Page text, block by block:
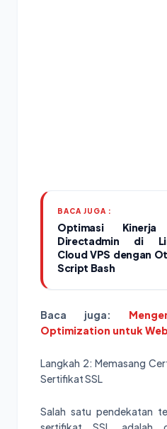
BACA JUGA :
Optimasi Kinerja
Directadmin di
Cloud VPS dengan
Script Bash
Baca juga:
Optimization untuk
Langkah 2: Memasang
Sertifikat SSL
Salah satu pendekatan